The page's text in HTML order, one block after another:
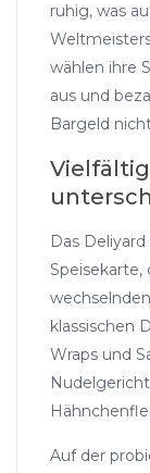
ruhig, was
wählen ihre
aus und
Bargeld
Das
Speisekarte,
klassischen
Wraps und
Auf der